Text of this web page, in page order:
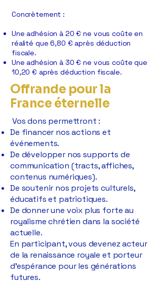
Concrètement :
Une adhésion à 20 € ne vous coûte en
réalité que 6,80 € après déduction
fiscale.
Une adhésion à 30 € ne vous coûte que
10,20 € après déduction fiscale.
Offrande pour la
France éternelle
Vos dons permettront :
De financer nos actions et
événements.
De développer nos supports de
communication (tracts, affiches,
contenus numériques).
De soutenir nos projets culturels,
éducatifs et patriotiques.
De donner une voix plus forte au
royalisme chrétien dans la société
actuelle.
En participant, vous devenez acteur
de la renaissance royale et porteur
d’espérance pour les générations
futures.